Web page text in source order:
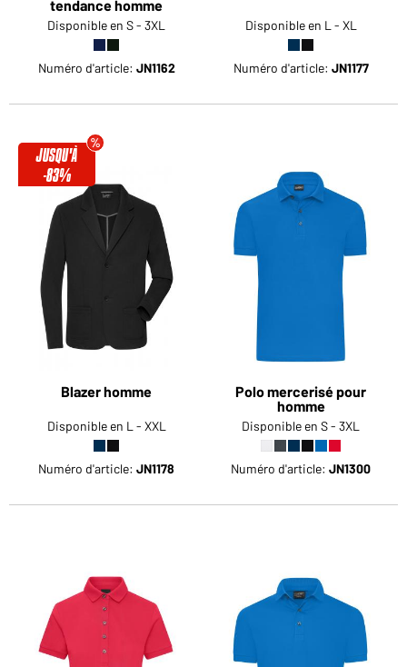
tendance homme
Disponible en S - 3XL
Numéro d'article: JN1162
Disponible en L - XL
Numéro d'article: JN1177
JUSQU'À
-83%
Blazer homme
Disponible en L - XXL
Numéro d'article: JN1178
Polo mercerisé pour
homme
Disponible en S - 3XL
Numéro d'article: JN1300